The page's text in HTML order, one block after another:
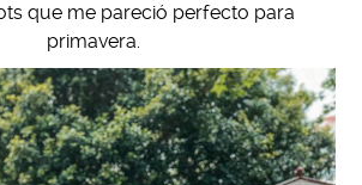
que me pareció perfecto para
primavera.